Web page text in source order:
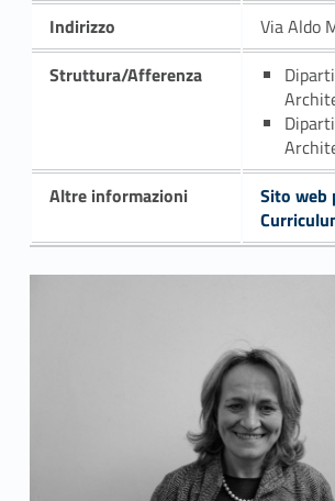
Indirizzo
Via Aldo
Struttura/Afferenza
Altre informazioni
Sito web